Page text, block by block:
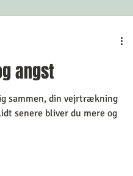
angst
sammen, din vejrtrækning
senere bliver du mere og